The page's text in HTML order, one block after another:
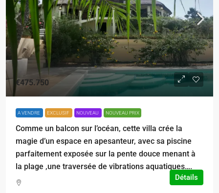
€475.750
A VENDRE EXCLUSIF NOUVEAU NOUVEAU PRIX
Comme un balcon sur l’océan, cette villa crée la
magie d’un espace en apesanteur, avec sa piscine
parfaitement exposée sur la pente douce menant à
la plage ,une traversée de vibrations aquatiques….
Détails